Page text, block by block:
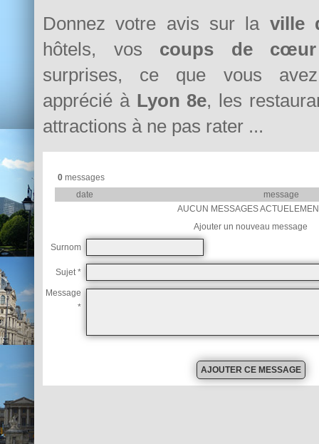
Donnez votre avis sur la ville
hôtels, vos coups de cœur
surprises, ce que vous avez
apprécié à Lyon 8e, les
attractions à ne pas rater ...
0messages
date
message
AUCUN MESSAGES
Ajouter un nouveau message
Surnom
Sujet *
Message
*